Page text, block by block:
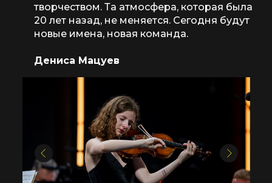
творчеством. Та атмосфера, которая была
20 лет назад, не меняется. Сегодня будут
новые имена, новая команда.
Дениса Мацуев